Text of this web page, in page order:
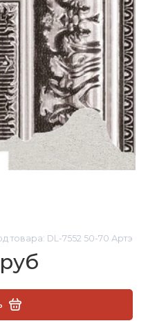
товара: DL-7552 50-70 Артэ